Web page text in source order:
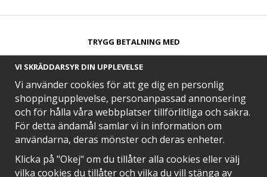
TRYGG BETALNING MED​
SNABB LEVERANS MED
VI SKRÄDDARSYR DIN UPPLEVELSE
Vi använder cookies för att ge dig en personlig
shoppingupplevelse, personanpassad annonsering
och för hålla våra webbplatser tillförlitliga och säkra.
För detta ändamål samlar vi in information om
användarna, deras mönster och deras enheter.
Klicka på "Okej" om du tillåter alla cookies eller välj
vilka cookies du tillåter och vilka du vill stänga av